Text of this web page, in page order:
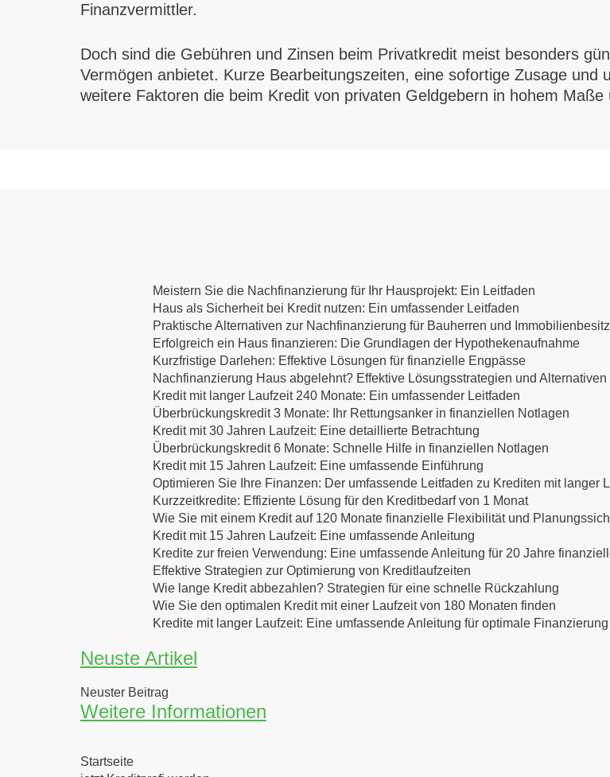
Finanzvermittler.
Doch sind die Gebühren und Zinsen beim Privatkredit meist besonders
Vermögen anbietet. Kurze Bearbeitungszeiten, eine sofortige Zusage und
weitere Faktoren die beim Kredit von privaten Geldgebern in hohem Maße
Meistern Sie die Nachfinanzierung für Ihr Hausprojekt: Ein Leitfaden
Haus als Sicherheit bei Kredit nutzen: Ein umfassender Leitfaden
Praktische Alternativen zur Nachfinanzierung für Bauherren und
Erfolgreich ein Haus finanzieren: Die Grundlagen der Hypothekenaufnahme
Kurzfristige Darlehen: Effektive Lösungen für finanzielle Engpässe
Nachfinanzierung Haus abgelehnt? Effektive Lösungsstrategien und Alternativen
Kredit mit langer Laufzeit 240 Monate: Ein umfassender Leitfaden
Überbrückungskredit 3 Monate: Ihr Rettungsanker in finanziellen Notlagen
Kredit mit 30 Jahren Laufzeit: Eine detaillierte Betrachtung
Überbrückungskredit 6 Monate: Schnelle Hilfe in finanziellen Notlagen
Kredit mit 15 Jahren Laufzeit: Eine umfassende Einführung
Optimieren Sie Ihre Finanzen: Der umfassende Leitfaden zu Krediten mit langer
Kurzzeitkredite: Effiziente Lösung für den Kreditbedarf von 1 Monat
Wie Sie mit einem Kredit auf 120 Monate finanzielle Flexibilität und
Kredit mit 15 Jahren Laufzeit: Eine umfassende Anleitung
Kredite zur freien Verwendung: Eine umfassende Anleitung für 20 Jahre
Effektive Strategien zur Optimierung von Kreditlaufzeiten
Wie lange Kredit abbezahlen? Strategien für eine schnelle Rückzahlung
Wie Sie den optimalen Kredit mit einer Laufzeit von 180 Monaten finden
Kredite mit langer Laufzeit: Eine umfassende Anleitung für optimale Finanzierung
Neuste Artikel
Neuster Beitrag
Weitere Informationen
Startseite